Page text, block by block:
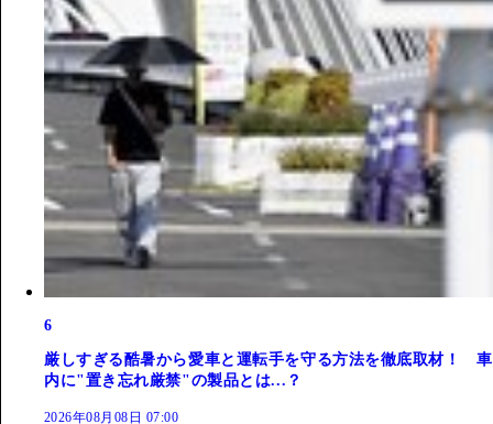
6
厳しすぎる酷暑から愛車と運転手を守る方法を徹底取材！ 車
内に"置き忘れ厳禁"の製品とは...？
2026年08月08日 07:00